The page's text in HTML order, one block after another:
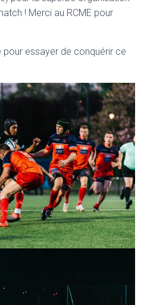
! Merci au RCME pour
pour essayer de conquérir ce